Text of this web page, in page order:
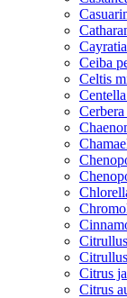
Ceiba
Celtis
Citrus
Citrus